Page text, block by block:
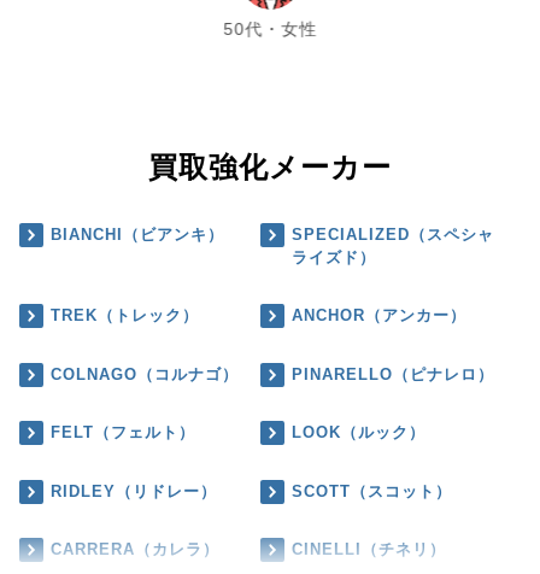
50代・女性
買取強化メーカー
BIANCHI（ビアンキ）
SPECIALIZED（スペシャ
ライズド）
TREK（トレック） ANCHOR（アンカー）
COLNAGO（コルナゴ） PINARELLO（ピナレロ）
FELT（フェルト） LOOK（ルック）
RIDLEY（リドレー） SCOTT（スコット）
CARRERA（カレラ） CINELLI（チネリ）